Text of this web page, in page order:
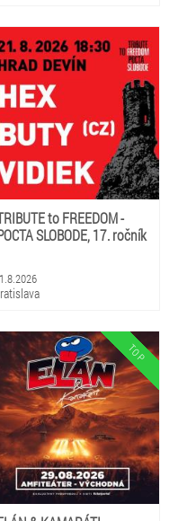
to FREEDOM -
SLOBODE, 17. ročník